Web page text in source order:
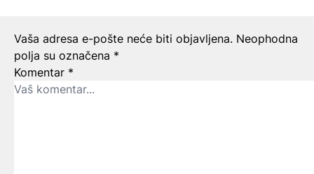
Ostavite odgovor
Vaša adresa e-pošte neće biti objavljena. Neophodna
polja su označena *
Komentar *